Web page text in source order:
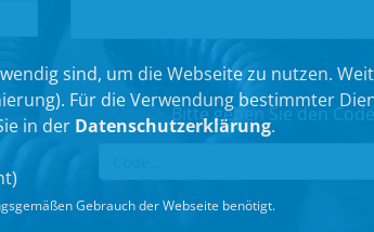
Bitte geben Sie den Code
sind, um die Webseite zu nutzen.
Für die Verwendung bestimmter
in der Datenschutzerklärung.
)
Gebrauch der Webseite benötigt.